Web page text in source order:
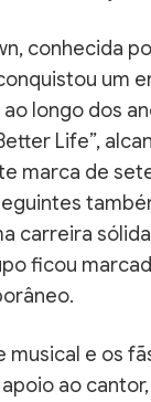
conhecida
um
longo dos
Life”,
marca de
carreira
ficou
musical e os
ao